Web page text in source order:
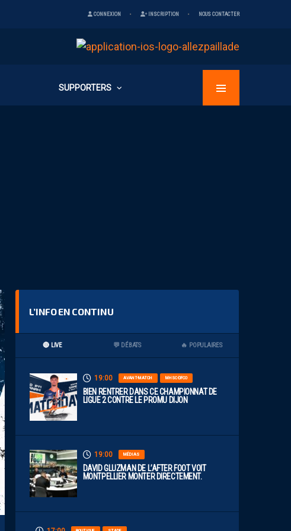
CONNEXION INSCRIPTION NOUS CONTACTER
SUPPORTERS
L’INFO EN CONTINU
🔴 LIVE 💬 DÉBATS 🔥 POPULAIRES
19:00 AVANT-MATCH MHSC-DFCO
BIEN RENTRER DANS CE CHAMPIONNAT DE
LIGUE 2 CONTRE LE PROMU DIJON
19:00 MÉDIAS
DAVID GLUZMAN DE L’AFTER FOOT VOIT
MONTPELLIER MONTER DIRECTEMENT.